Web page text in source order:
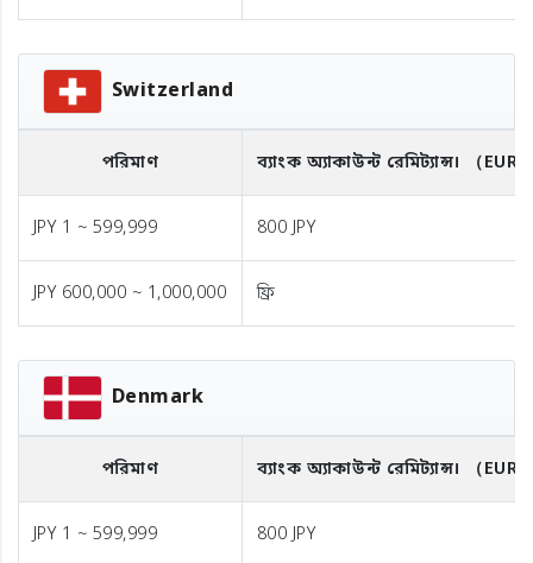
Switzerland
পরিমাণ ব্যাংক অ্যাকাউন্ট রেমিট্যান্স। （EUR
JPY 1 ~ 599,999 800 JPY
JPY 600,000 ~ 1,000,000 ফ্রি
Denmark
পরিমাণ ব্যাংক অ্যাকাউন্ট রেমিট্যান্স। （EUR
JPY 1 ~ 599,999 800 JPY